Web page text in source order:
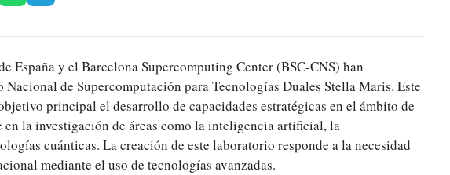
España y el Barcelona Supercomputing Center (BSC-CNS) han
de Supercomputación para Tecnologías Duales Stella Maris. Este
principal el desarrollo de capacidades estratégicas en el ámbito de
en la investigación de áreas como la inteligencia artificial, la
cuánticas. La creación de este laboratorio responde a la necesidad
mediante el uso de tecnologías avanzadas.